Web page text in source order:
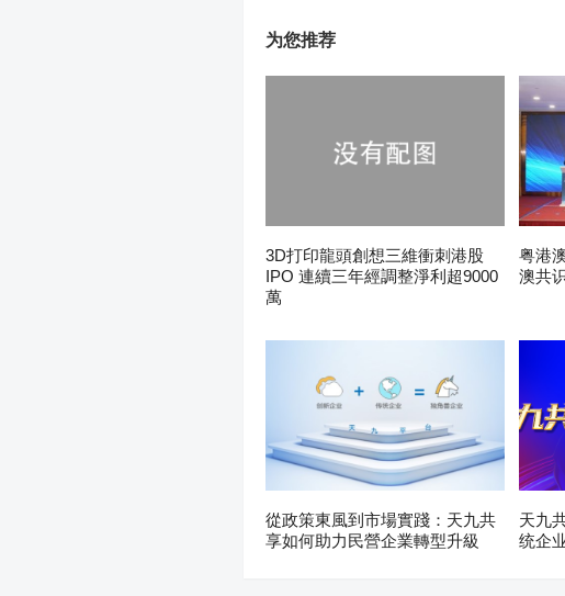
为您推荐
3D打印龍頭創想三維衝刺港股
IPO 連續三年經調整淨利超9000
萬
粤港
澳共
從政策東風到市場實踐：天九共
享如何助力民營企業轉型升級
天九
统企